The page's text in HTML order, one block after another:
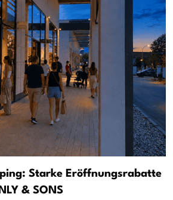
Starke Eröffnungsrabatte
& SONS